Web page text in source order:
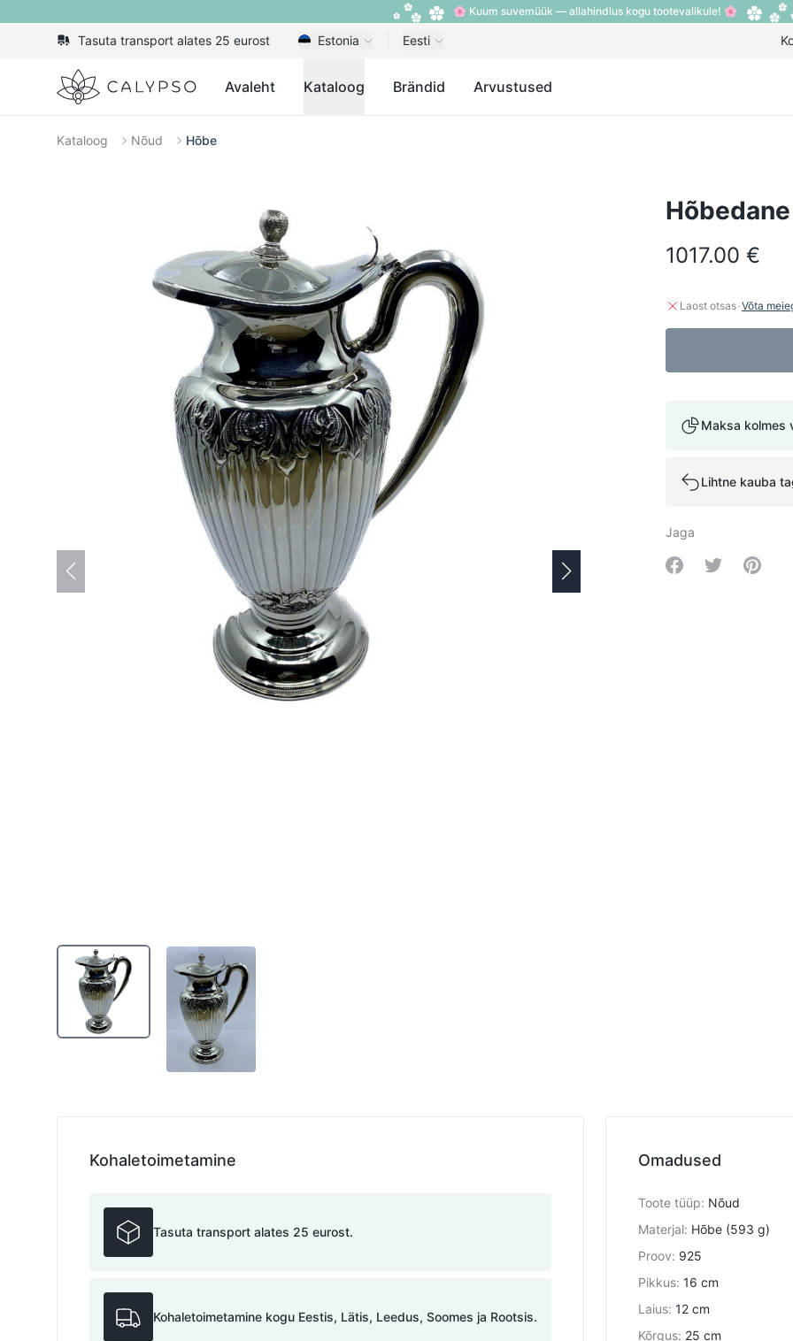
🌸 Kuum suvemüük — allahindlus kogu tootevalikule! 🌸
Tasuta transport alates 25 eurost Estonia Eesti
Calypso Avaleht Kataloog Brändid Arvustused
Kataloog Nõud Hõbe
1017.00 €
Laost otsas·Võta
Maksa kolmes
Lihtne kauba
Jaga
Share onShare on
Omadused
Toote tüüp: Nõud
Materjal: Hõbe (593 g)
Proov: 925
Pikkus: 16 сm
Laius: 12 cm
Kõrgus: 25 cm
Kohaletoimetamine
Tasuta transport alates 25 eurost.
Kohaletoimetamine kogu Eestis, Lätis, Leedus, Soomes ja Rootsis.